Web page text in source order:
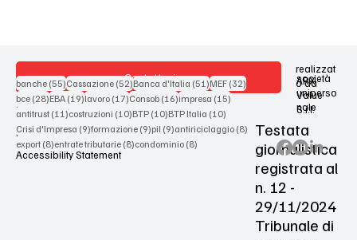
Contattaci
Terms & Conditions
Privacy Policy
Accessibility Statement
realizzat
o da
società
uniperso
nale
ARX
Value
S.r.l.
Testata
giornalistica
registrata al
n. 12 -
29/11/2024
Tribunale di
banche (55)55 post
Cassazione (52)52 post
Banca d'Italia (51)51 post
MEF (32)32 post
bce (28)28 post
EBA (19)19 post
lavoro (17)17 post
Consob (16)16 post
impresa (15)15 post
antitrust (11)11 post
costruzioni (10)10 post
BTP (10)10 post
BTP Italia (10)10 post
Crisi d'Impresa (9)9 post
formazione (9)9 post
pil (9)9 post
antiriciclaggio (8)8 post
export (8)8 post
entrate tributarie (8)8 post
condominio (8)8 post